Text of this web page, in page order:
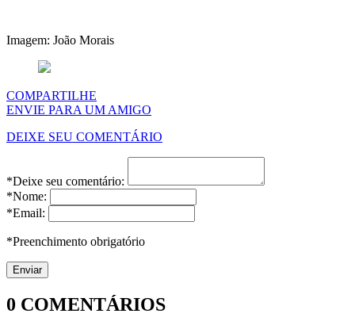
Imagem: João Morais
COMPARTILHE
ENVIE PARA UM AMIGO
DEIXE SEU COMENTÁRIO
*Deixe seu comentário:
*Nome:
*Email:
*Preenchimento obrigatório
0 COMENTÁRIOS